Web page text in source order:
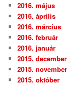
2016. május
2016. április
2016. március
2016. február
2016. január
2015. december
2015. november
2015. október